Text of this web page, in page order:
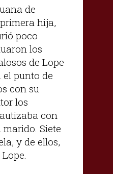
de
hija,
poco
los
de Lope
punto de
con su
los
con
Siete
y de ellos,